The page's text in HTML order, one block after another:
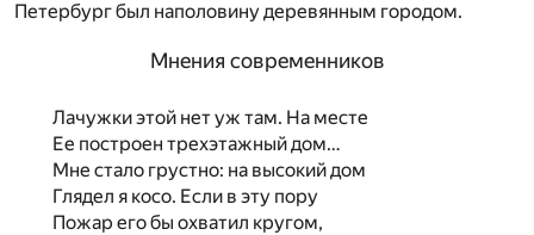
Петербург был наполовину деревянным городом.
Мнения современников
Лачужки этой нет уж там. На месте
Ее построен трехэтажный дом…
Мне стало грустно: на высокий дом
Глядел я косо. Если в эту пору
Пожар его бы охватил кругом,